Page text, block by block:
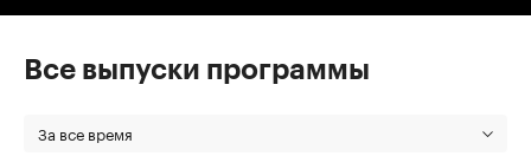
Все выпуски программы
За все время